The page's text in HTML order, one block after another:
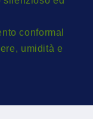
conformal
umidità e